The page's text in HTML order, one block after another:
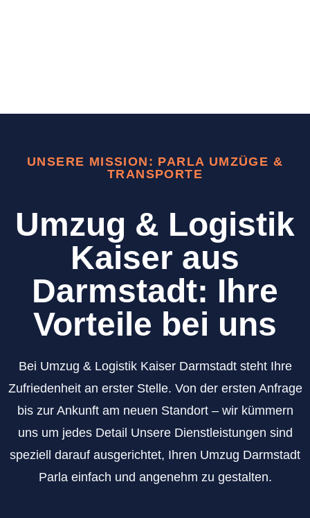
UNSERE MISSION: PARLA UMZÜGE &
TRANSPORTE
Umzug & Logistik
Kaiser aus
Darmstadt: Ihre
Vorteile bei uns
Bei Umzug & Logistik Kaiser Darmstadt steht Ihre
Zufriedenheit an erster Stelle. Von der ersten Anfrage
bis zur Ankunft am neuen Standort – wir kümmern
uns um jedes Detail Unsere Dienstleistungen sind
speziell darauf ausgerichtet, Ihren Umzug Darmstadt
Parla einfach und angenehm zu gestalten.